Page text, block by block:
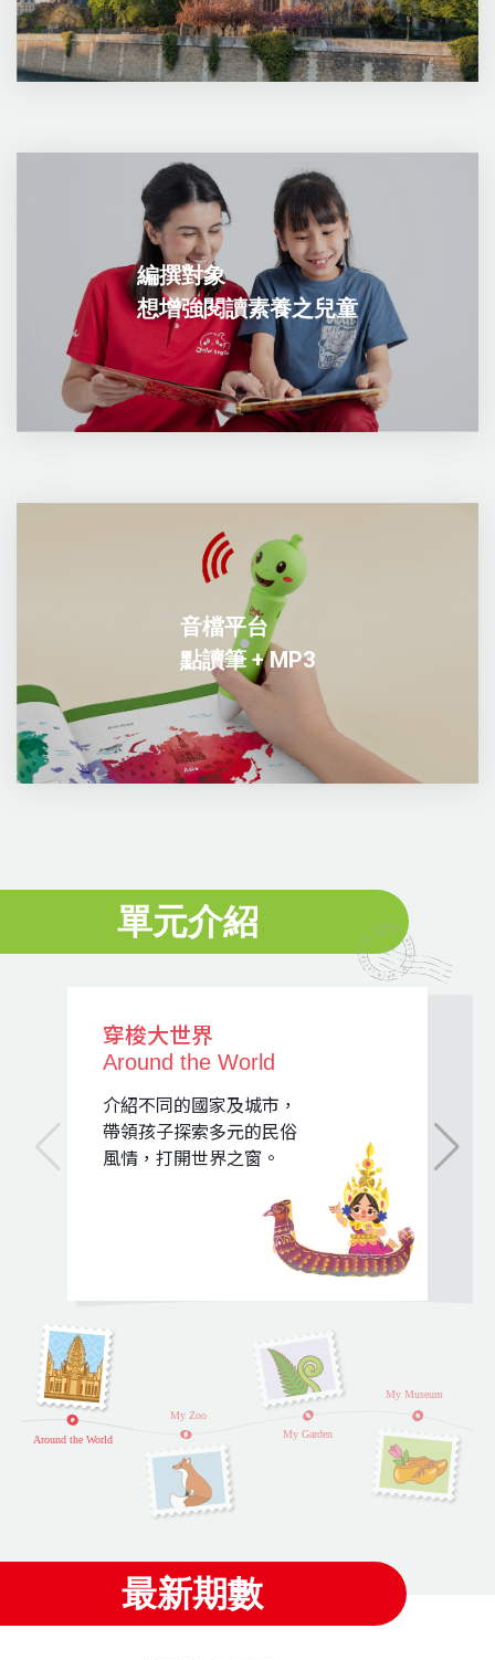
編撰對象
想增強閱讀素養之兒童
音檔平台
點讀筆 + MP3
單元介紹
穿梭大世界
Around the World
介紹不同的國家及城市，
帶領孩子探索多元的民俗
風情，打開世界之窗。
最新期數